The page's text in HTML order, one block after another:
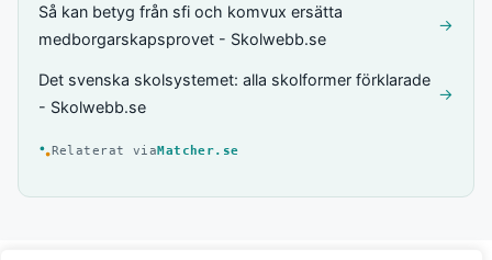
Så kan betyg från sfi och komvux ersätta
medborgarskapsprovet - Skolwebb.se
→
Det svenska skolsystemet: alla skolformer förklarade
- Skolwebb.se
→
Relaterat viaMatcher.se